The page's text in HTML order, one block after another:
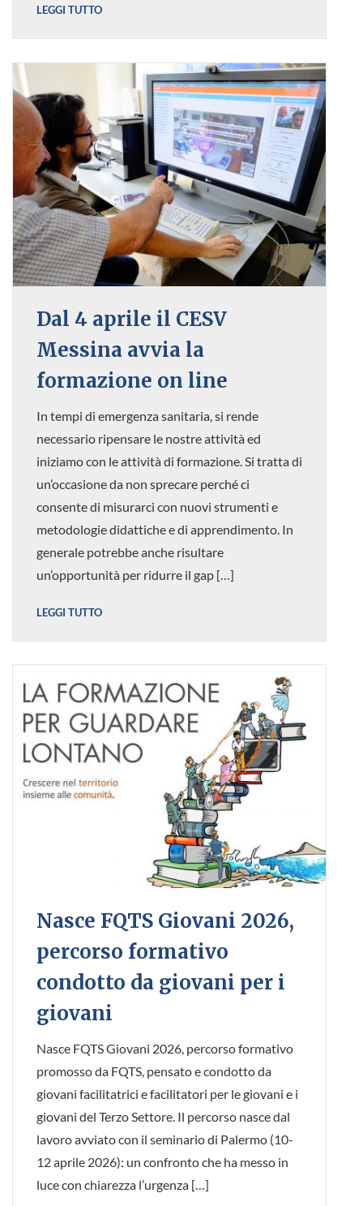
LEGGI TUTTO
Dal 4 aprile il CESV
Messina avvia la
formazione on line
In tempi di emergenza sanitaria, si rende
necessario ripensare le nostre attività ed
iniziamo con le attività di formazione. Si tratta di
un’occasione da non sprecare perché ci
consente di misurarci con nuovi strumenti e
metodologie didattiche e di apprendimento. In
generale potrebbe anche risultare
un’opportunità per ridurre il gap […]
LEGGI TUTTO
Nasce FQTS Giovani 2026,
percorso formativo
condotto da giovani per i
giovani
Nasce FQTS Giovani 2026, percorso formativo
promosso da FQTS, pensato e condotto da
giovani facilitatrici e facilitatori per le giovani e i
giovani del Terzo Settore. Il percorso nasce dal
lavoro avviato con il seminario di Palermo (10-
12 aprile 2026): un confronto che ha messo in
luce con chiarezza l’urgenza […]